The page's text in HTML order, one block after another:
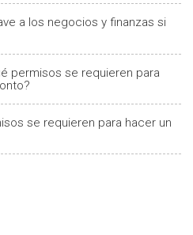
a los negocios y finanzas si
permisos se requieren para
se requieren para hacer un